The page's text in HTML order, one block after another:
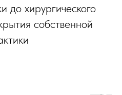
до хирургического
собственной